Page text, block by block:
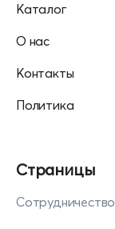
Каталог
О нас
Контакты
Политика
Страницы
Сотрудничество